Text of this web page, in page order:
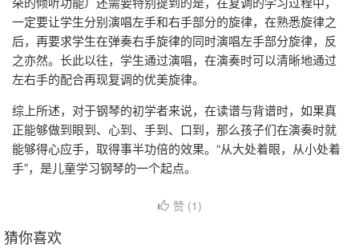
一定要让学生分别演唱左手和右手部分的旋律，在熟悉旋律之
后，再要求学生在弹奏右手旋律的同时演唱左手部分旋律，反
之亦然。长此以往，学生通过演唱，在演奏时可以清晰地通过
左右手的配合再现复调的优美旋律。
综上所述，对于钢琴的初学者来说，在读谱与背谱时，如果真
正能够做到眼到、心到、手到、口到，那么孩子们在演奏时就
能够得心应手，取得事半功倍的效果。“从大处着眼，从小处着
手”，是儿童学习钢琴的一个起点。
赞 (1)
猜你喜欢